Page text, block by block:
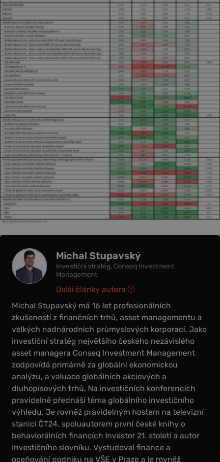
Michal Stupavský
Investiční stratég, Conseq Investment
Management
Michal Stupavský má 16 let profesionálních
zkušeností z finančních trhů, asset managementu a
velkých nadnárodních průmyslových korporací. Jako
investiční stratég největšího českého nezávislého
asset managera Conseq Investment Management
zodpovídá primárně za globální ekonomickou
analýzu, a valuace globálních akciových a
dluhopisových trhů. Na investičních konferencích
pravidelně přednáší téma globálního investičního
výhledu. Je rovněž pravidelným hostem na televizní
stanici ČT24, spoluautorem první české knihy o
behaviorálních financích Investor 21. století a autor
Investičního slovníku. Vystudoval finance a
oceňování podniku na VŠE v Praze a je rovněž
Další články autora